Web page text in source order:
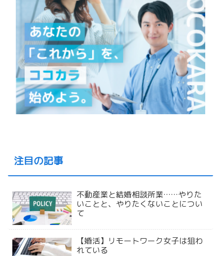
注目の記事
不動産業と結婚相談所業……やりた
いことと、やりたくないことについ
て
【婚活】リモートワーク女子は狙わ
れている